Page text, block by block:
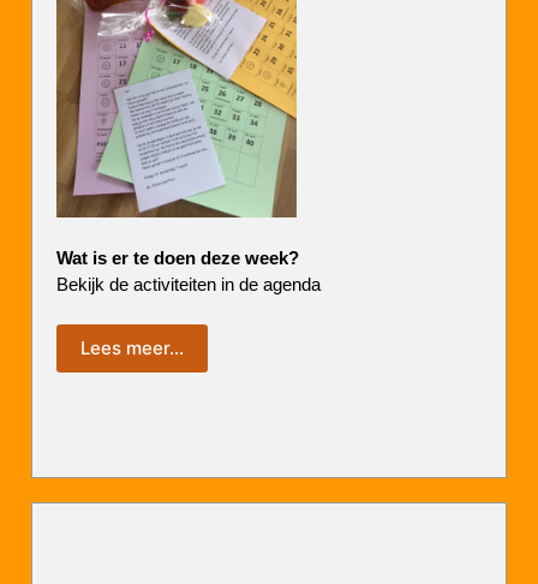
Wat is er te doen deze week?
Bekijk de activiteiten in de agenda
Lees meer…